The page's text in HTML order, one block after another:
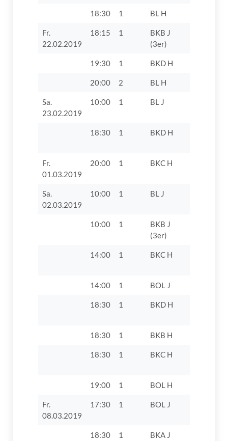
18:30 1 BL H
Fr.
22.02.2019
18:15 1
BKB J
(3er)
19:30 1 BKD H
20:00 2 BL H
Sa.
23.02.2019
10:00 1 BL J
18:30 1 BKD H
Fr.
01.03.2019
20:00 1 BKC H
Sa.
02.03.2019
10:00 1 BL J
10:00 1
BKB J
(3er)
14:00 1 BKC H
14:00 1 BOL J
18:30 1 BKD H
18:30 1 BKB H
18:30 1 BKC H
19:00 1 BOL H
Fr.
08.03.2019
17:30 1 BOL J
18:30 1
BKA J